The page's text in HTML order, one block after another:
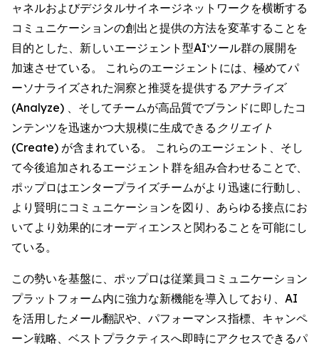
ャネルおよびデジタルサイネージネットワークを横断する
コミュニケーションの創出と提供の方法を変革することを
目的とした、新しいエージェント型AIツール群の展開を
加速させている。 これらのエージェントには、極めてパ
ーソナライズされた洞察と推奨を提供する アナライズ
(Analyze) 、そしてチームが高品質でブランドに即したコ
ンテンツを迅速かつ大規模に生成できる クリエイト
(Create) が含まれている。 これらのエージェント、そし
て今後追加されるエージェント群を組み合わせることで、
ポップロはエンタープライズチームがより迅速に行動し、
より賢明にコミュニケーションを図り、あらゆる接点にお
いてより効果的にオーディエンスと関わることを可能にし
ている。
この勢いを基盤に、ポップロは従業員コミュニケーション
プラットフォーム内に強力な新機能を導入しており、AI
を活用したメール翻訳や、パフォーマンス指標、キャンペ
ーン戦略、ベストプラクティスへ即時にアクセスできるパ